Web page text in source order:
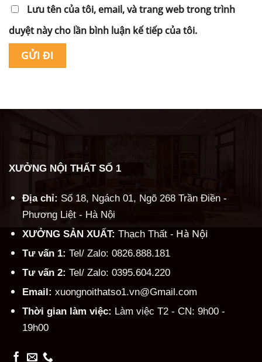
Lưu tên của tôi, email, và trang web trong trình
duyệt này cho lần bình luận kế tiếp của tôi.
XƯỞNG NỘI THẤT SỐ 1
Địa chỉ: Số 18, Ngách 01, Ngõ 268 Trần Điền -
Phương Liệt - Hà Nội
XƯỞNG SẢN XUẤT: Thạch Thất - Hà Nội
Tư vấn 1: Tel/ Zalo: 0826.888.181
Tư vấn 2: Tel/ Zalo: 0395.604.220
Email: xuongnoithatso1.vn@Gmail.com
Thời gian làm việc: Làm việc T2 - CN: 9h00 -
19h00